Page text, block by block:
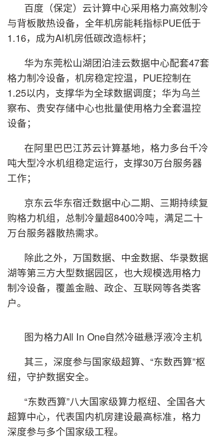
百度（保定）云计算中心采用格力高效制冷
与背板散热设备，全年机房能耗指标PUE低于
1.16，成为AI机房低碳改造标杆；
华为东莞松山湖团泊洼云数据中心配套47套
格力制冷设备，机房稳定控温，PUE控制在
1.25以内，支撑华为全球数据调度；华为乌兰
察布、贵安存储中心也批量使用格力全套温控
设备；
在阿里巴巴江苏云计算基地，格力多台千冷
吨大型冷水机组稳定运行，支撑30万台服务器
工作；
京东云华东宿迁数据中心二期、三期持续复
购格力机组，总制冷量超8400冷吨，满足二十
万台服务器散热需求。
除此之外，万国数据、中金数据、华录数据
湖等第三方大型数据园区，也大规模选用格力
制冷设备，覆盖金融、政企、互联网等各类客
户。
图为格力All In One自然冷磁悬浮液冷主机
其三，深度参与国家级超算、“东数西算”枢
纽，守护数据安全。
“东数西算”八大国家级算力枢纽、全国各大
超算中心，代表国内机房建设最高标准，格力
深度参与多个国家级工程。